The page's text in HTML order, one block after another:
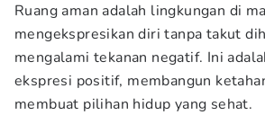
Ruang aman adalah lingkungan di
mengekspresikan diri tanpa takut
mengalami tekanan negatif. Ini
ekspresi positif, membangun
membuat pilihan hidup yang sehat.